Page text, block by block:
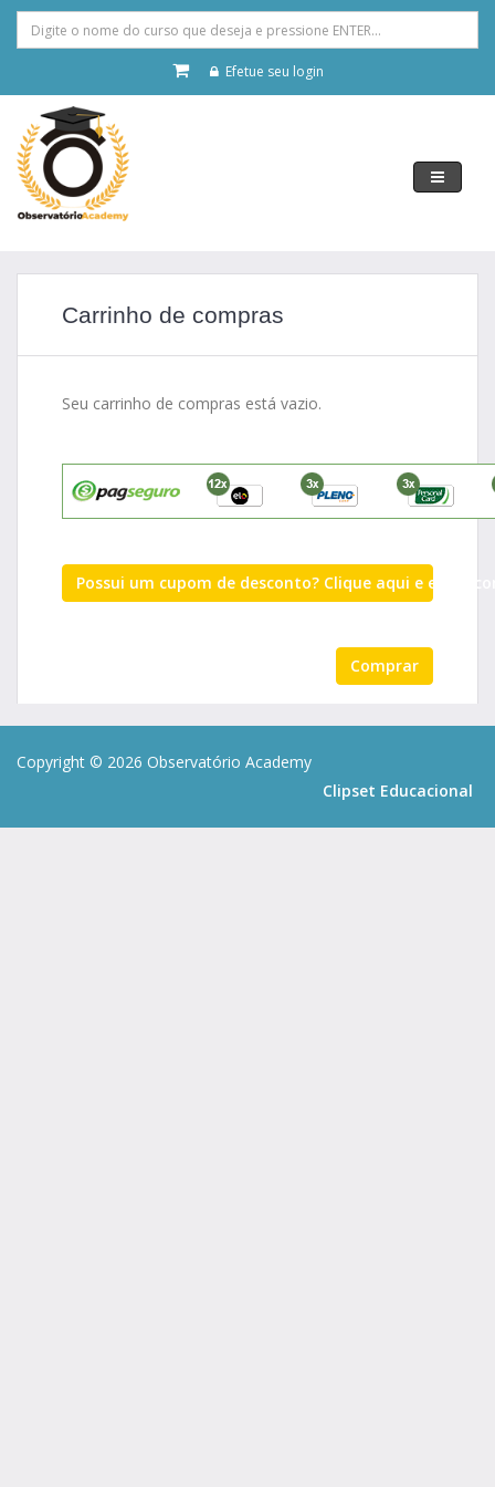
Efetue seu login
Navegar
Carrinho de compras
Seu carrinho de compras está vazio.
Possui um cupom de desconto? Clique aqui e entre
Comprar
Copyright © 2026 Observatório Academy
Clipset Educacional